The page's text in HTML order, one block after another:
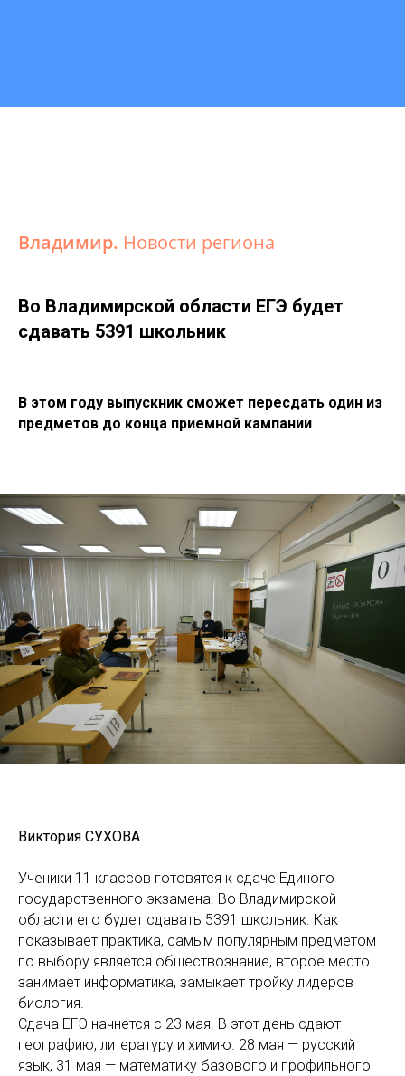
Владимир. Новости региона
Во Владимирской области ЕГЭ будет
сдавать 5391 школьник
В этом году выпускник сможет пересдать один из
предметов до конца приемной кампании
Виктория СУХОВА
Ученики 11 классов готовятся к сдаче Единого
государственного экзамена. Во Владимирской
области его будет сдавать 5391 школьник. Как
показывает практика, самым популярным предметом
по выбору является обществознание, второе место
занимает информатика, замыкает тройку лидеров
биология.
Сдача ЕГЭ начнется с 23 мая. В этот день сдают
географию, литературу и химию. 28 мая — русский
язык, 31 мая — математику базового и профильного